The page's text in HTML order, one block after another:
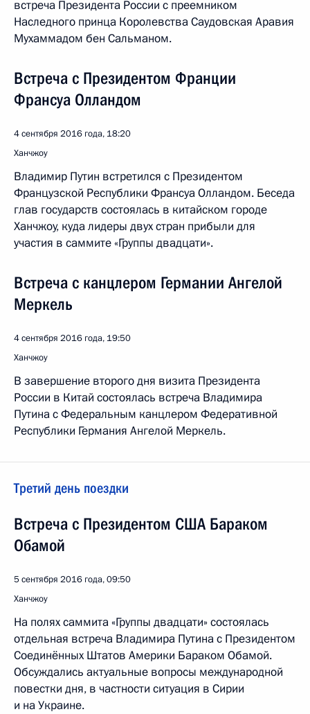
встреча Президента России с преемником
Наследного принца Королевства Саудовская Аравия
Мухаммадом бен Сальманом.
Встреча с Президентом Франции
Франсуа Олландом
4 сентября 2016 года, 18:20
Ханчжоу
Владимир Путин встретился с Президентом
Французской Республики Франсуа Олландом. Беседа
глав государств состоялась в китайском городе
Ханчжоу, куда лидеры двух стран прибыли для
участия в саммите «Группы двадцати».
Встреча с канцлером Германии Ангелой
Меркель
4 сентября 2016 года, 19:50
Ханчжоу
В завершение второго дня визита Президента
России в Китай состоялась встреча Владимира
Путина с Федеральным канцлером Федеративной
Республики Германия Ангелой Меркель.
Третий день поездки
Встреча с Президентом США Бараком
Обамой
5 сентября 2016 года, 09:50
Ханчжоу
На полях саммита «Группы двадцати» состоялась
отдельная встреча Владимира Путина с Президентом
Соединённых Штатов Америки Бараком Обамой.
Обсуждались актуальные вопросы международной
повестки дня, в частности ситуация в Сирии
и на Украине.